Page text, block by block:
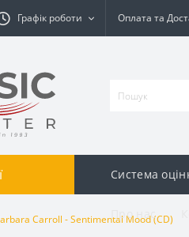
Графік роботи Оплата та
Система
Про нас
Carroll - Sentimental Mood (CD)